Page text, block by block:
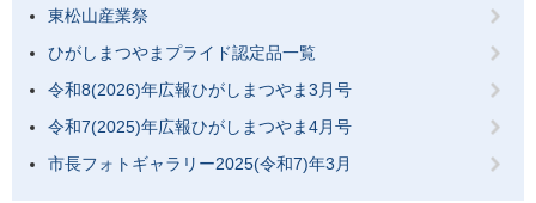
東松山産業祭
ひがしまつやまプライド認定品一覧
令和8(2026)年広報ひがしまつやま3月号
令和7(2025)年広報ひがしまつやま4月号
市長フォトギャラリー2025(令和7)年3月